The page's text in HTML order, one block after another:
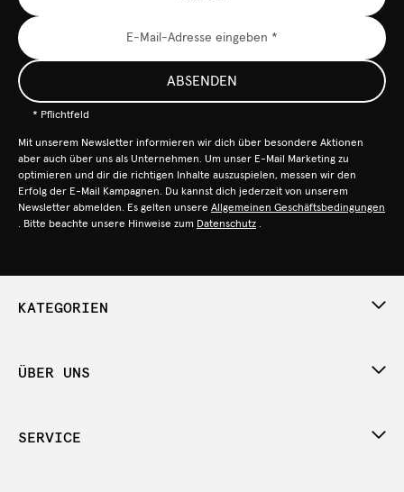
ABSENDEN
* Pflichtfeld
Mit unserem Newsletter informieren wir dich über besondere Aktionen
aber auch über uns als Unternehmen. Um unser E-Mail Marketing zu
optimieren und dir die richtigen Inhalte auszuspielen, messen wir den
Erfolg der E-Mail Kampagnen. Du kannst dich jederzeit von unserem
Newsletter abmelden. Es gelten unsere Allgemeinen Geschäftsbedingungen
. Bitte beachte unsere Hinweise zum Datenschutz .
KATEGORIEN
ÜBER UNS
SERVICE